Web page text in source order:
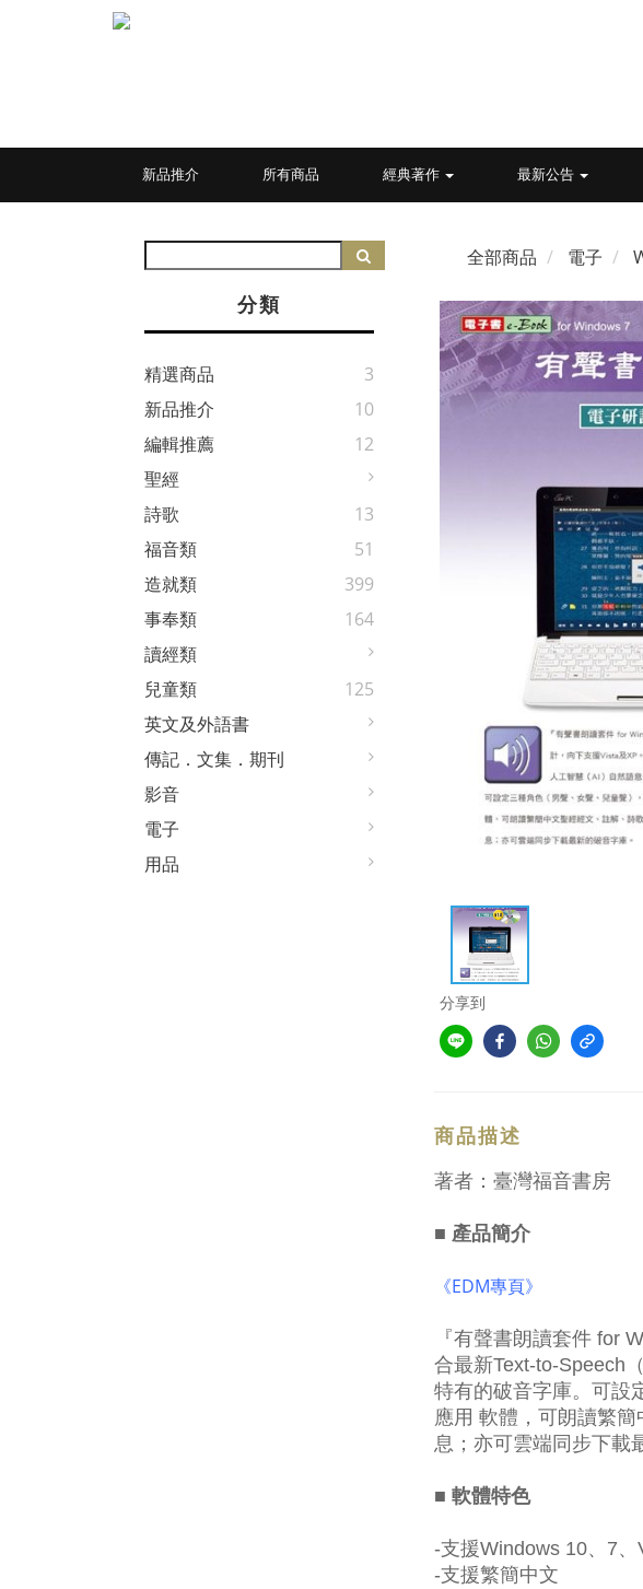
新品推介 所有商品 經典著作 最新公告
分類
精選商品
3
新品推介
10
編輯推薦
12
聖經
詩歌
13
福音類
51
造就類
399
事奉類
164
讀經類
兒童類
125
英文及外語書
傳記．文集．期刊
影音
電子
用品
全部商品 電子
分享到
商品描述
著者：臺灣福音書房
■ 產品簡介
《EDM專頁》
『有聲書朗讀套件 for
合最新Text-to-Speech
特有的破音字庫。可設
應用 軟體，可朗讀繁
息；亦可雲端同步下載
■ 軟體特色
-支援Windows 10、7、
-支援繁簡中文